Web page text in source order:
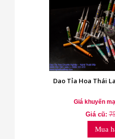
Dao Tỉa Hoa Thái
Giá khuyến
Giá cũ:
Mua